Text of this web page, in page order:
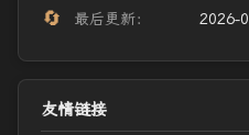
🔄 最后更新： 2026-
友情链接